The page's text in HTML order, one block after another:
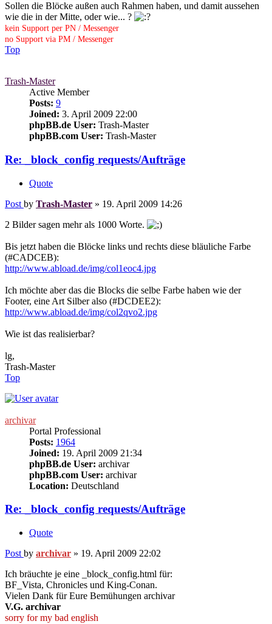
Sollen die Blöcke außen auch Rahmen haben, und damit aussehen
wie die in der Mitte, oder wie... ?
kein Support per PN / Messenger
no Support via PM / Messenger
Top
Trash-Master
Active Member
Posts: 9
Joined: 3. April 2009 22:00
phpBB.de User: Trash-Master
phpBB.com User: Trash-Master
Re: _block_config requests/Aufträge
Quote
Post by Trash-Master » 19. April 2009 14:26
2 Bilder sagen mehr als 1000 Worte.
Bis jetzt haben die Blöcke links und rechts diese bläuliche Farbe
(#CADCEB):
http://www.abload.de/img/col1eoc4.jpg
Ich möchte aber das die Blocks die selbe Farbe haben wie der
Footer, eine Art Silber also (#DCDEE2):
http://www.abload.de/img/col2qvo2.jpg
Wie ist das realisierbar?
lg,
Trash-Master
Top
archivar
Portal Professional
Posts: 1964
Joined: 19. April 2009 21:34
phpBB.de User: archivar
phpBB.com User: archivar
Location: Deutschland
Re: _block_config requests/Aufträge
Quote
Post by archivar » 19. April 2009 22:02
Ich bräuchte je eine _block_config.html für:
BF_Vista, Chronicles und King-Conan.
Vielen Dank für Eure Bemühungen archivar
V.G. archivar
sorry for my bad english